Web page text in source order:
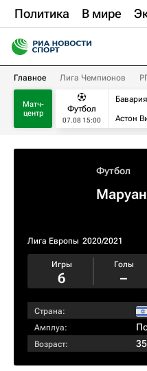
Политика В мире
Главное Лига Чемпионов
Матч-
центр
Футбол
07.08 15:00
Бавария
Астон
Футбол
Лига Европы 2020/2021
Игры
6
Голы
–
Страна:
Амплуа:
Возраст: 35